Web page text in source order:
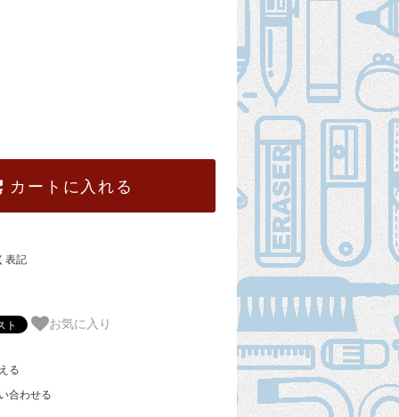
カートに入れる
表記
お気に入り
る
合わせる